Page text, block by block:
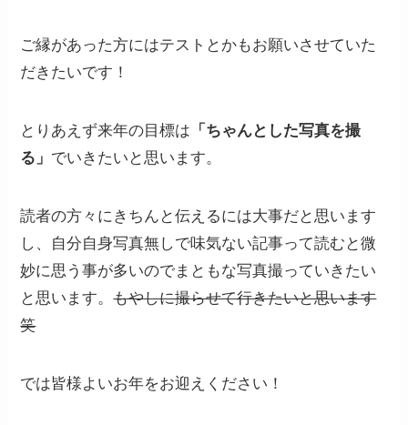
ご縁があった方にはテストとかもお願いさせていた
だきたいです！
とりあえず来年の目標は 「ちゃんとした写真を撮
る」 でいきたいと思います。
読者の方々にきちんと伝えるには大事だと思います
し、自分自身写真無しで味気ない記事って読むと微
妙に思う事が多いのでまともな写真撮っていきたい
と思います。もやしに撮らせて行きたいと思います
笑
では皆様よいお年をお迎えください！